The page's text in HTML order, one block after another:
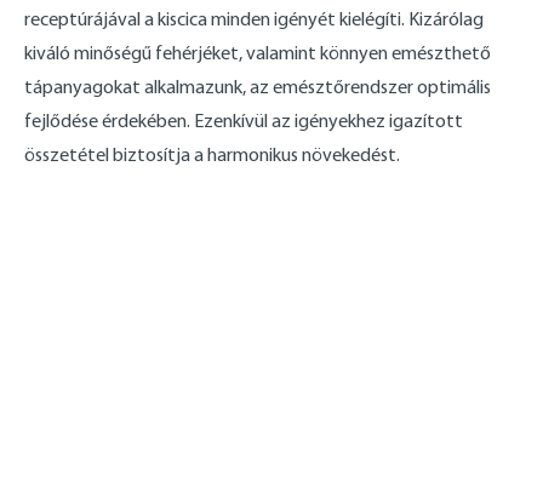
receptúrájával a kiscica minden igényét kielégíti. Kizárólag
kiváló minőségű fehérjéket, valamint könnyen emészthető
tápanyagokat alkalmazunk, az emésztőrendszer optimális
fejlődése érdekében. Ezenkívül az igényekhez igazított
összetétel biztosítja a harmonikus növekedést.